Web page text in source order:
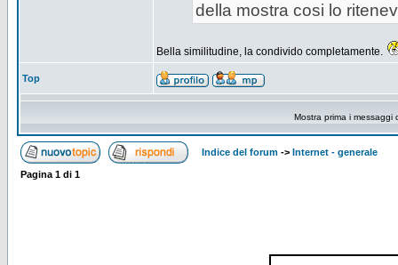
della mostra cosi lo
Bella similitudine, la condivido completamente.
Top
Mostra prima i messaggi
Indice del forum -> Internet - generale
Pagina 1 di 1